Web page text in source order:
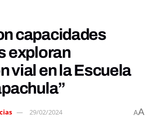
capacidades
exploran
vial en la Escuela
29/02/2024 AA